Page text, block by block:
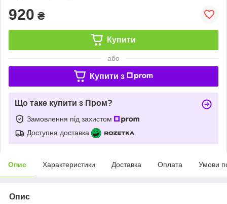
920 ₴
Купити
або
Купити з
Що таке купити з Пром?
Замовлення під захистом
Доступна доставка
Опис Характеристики Доставка Оплата Умови
Опис